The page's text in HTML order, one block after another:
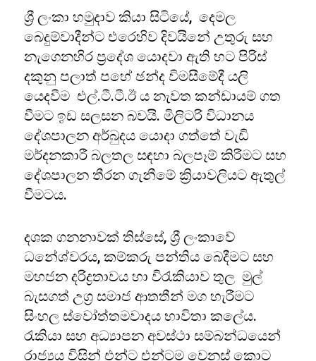
ශ්‍රී ලංකා හමුදාව කියා සිටියේ, දෙමල
බෙදුම්වාදීන්ට එරෙහිව දිවයිනේ උතුරු සහ
නැගෙනහිර ප්‍රදේශ යොදවා ඇති භට පිරිස්
දකුනු පලාත් පහේ ඡන්ද විමසීමේදී යලි
යෙදවීම එල්.ටී.ටී.ඊ ය නැවත කන්ඩායම් ගත
වීමට ඉඩ සලසන බවයි. මිලිටරි විධානය
දේශපාලන අර්බුදය යොදා ගත්තේ වැඩි
මර්දනකාරී බලතල සඳහා බලපෑම් කිරීමට සහ
දේශපාලන තීරන ගැනීමේ ක්‍රියාවලියට ඇතුල්
වීමටය.
දශක ගනනාවක් තිස්සේ, ශ්‍රී ලංකාවේ
ධනේශ්වරය, කම්කරු පන්තිය බෙදීමට සහ
මහජන දරිද්‍රතාවය හා විරැකියාව තුල මුල්
බැසගත් උග්‍ර සමාජ ආතතීන් මග හැරීමට
සිංහල ස්වෝත්තමවාදය භාවිතා කලේය.
රැකියා සහ අධ්‍යාපන අවස්ථා සම්බන්ධයෙන්
රාජ්‍යය විසින් එන්ට එන්ටම වෙනස් කොට